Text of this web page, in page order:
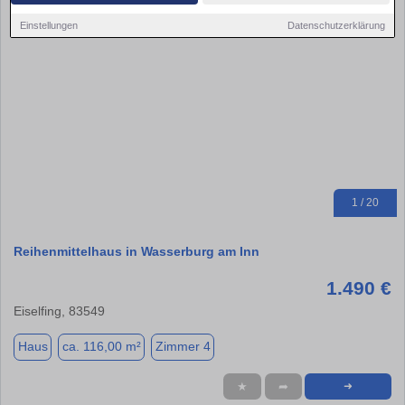
Einstellungen Datenschutzerklärung
1 / 20
Reihenmittelhaus in Wasserburg am Inn
1.490 €
Eiselfing, 83549
Haus ca. 116,00 m² Zimmer 4
★ ➦ ➜